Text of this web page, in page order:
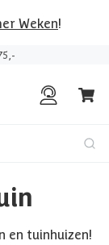
Weken!
en tuinhuizen!